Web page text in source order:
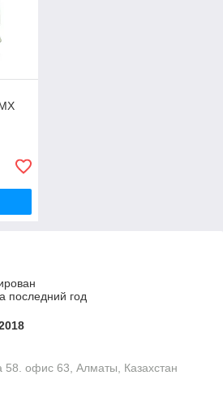
последний год
58. офис 63, Алматы, Казахстан